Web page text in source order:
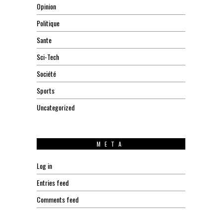
Opinion
Politique
Sante
Sci-Tech
Société
Sports
Uncategorized
META
Log in
Entries feed
Comments feed